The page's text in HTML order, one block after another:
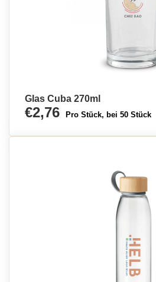
Glas Cuba 270ml
€2,76 Pro Stück, bei 50 Stück